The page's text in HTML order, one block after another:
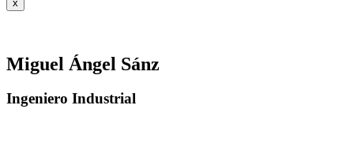
x
Miguel Ángel Sánz
Ingeniero Industrial